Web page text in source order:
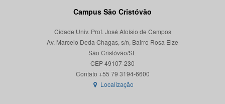
Campus São Cristóvão
Cidade Univ. Prof. José Aloísio de Campos
Av. Marcelo Deda Chagas, s/n, Bairro Rosa Elze
São Cristóvão/SE
CEP 49107-230
Localização